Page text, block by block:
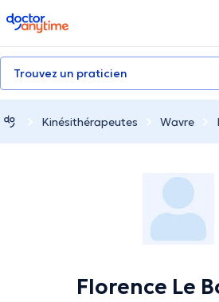
doctoranytime
Trouvez un praticien
Kinésithérapeutes Wavre
Florence Le